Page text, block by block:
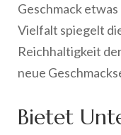
Geschmack
Vielfalt spiegelt
Reichhaltigkeit
neue
Bietet